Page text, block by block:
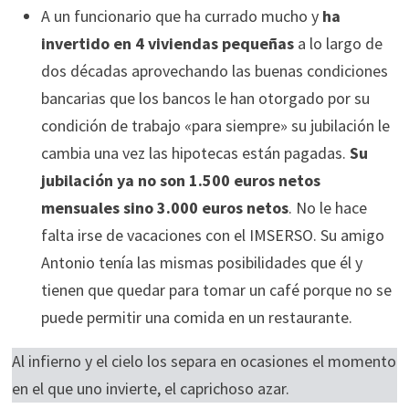
A un funcionario que ha currado mucho y ha
invertido en 4 viviendas pequeñas a lo largo de
dos décadas aprovechando las buenas condiciones
bancarias que los bancos le han otorgado por su
condición de trabajo «para siempre» su jubilación le
cambia una vez las hipotecas están pagadas. Su
jubilación ya no son 1.500 euros netos
mensuales sino 3.000 euros netos. No le hace
falta irse de vacaciones con el IMSERSO. Su amigo
Antonio tenía las mismas posibilidades que él y
tienen que quedar para tomar un café porque no se
puede permitir una comida en un restaurante.
Al infierno y el cielo los separa en ocasiones el momento
en el que uno invierte, el caprichoso azar.